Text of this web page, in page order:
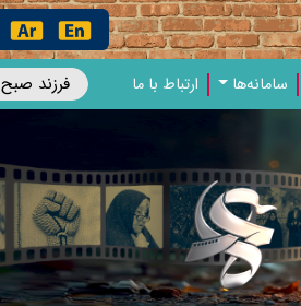
فرزند صبح سامانه‌ها ارتباط با ما